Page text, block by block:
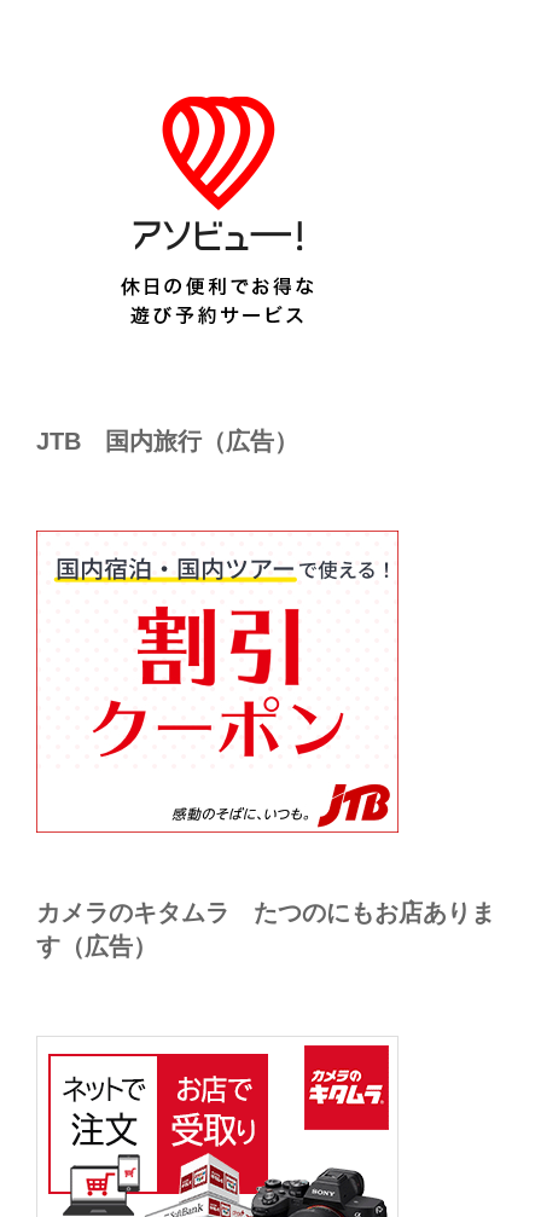
JTB 国内旅行（広告）
カメラのキタムラ たつのにもお店ありま
す（広告）